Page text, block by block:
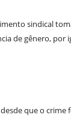
sindical
de gênero, por
que o crime